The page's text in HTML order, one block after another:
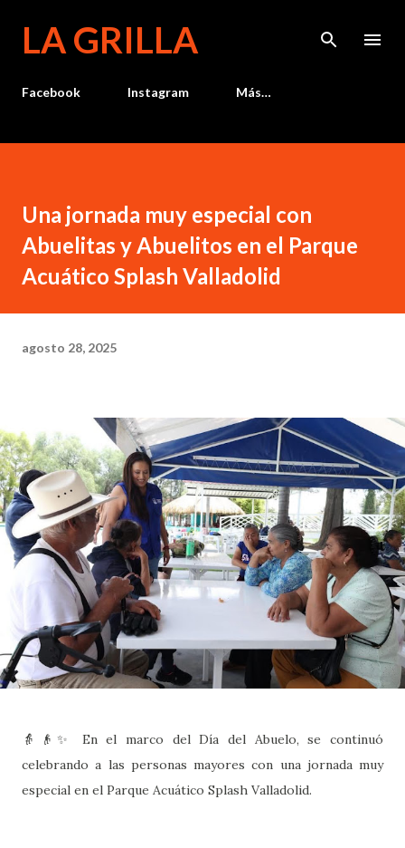
LA GRILLA
Facebook Instagram Más…
Una jornada muy especial con
Abuelitas y Abuelitos en el Parque
Acuático Splash Valladolid
agosto 28, 2025
👵👴✨ En el marco del Día del Abuelo, se continuó
celebrando a las personas mayores con una jornada muy
especial en el Parque Acuático Splash Valladolid.